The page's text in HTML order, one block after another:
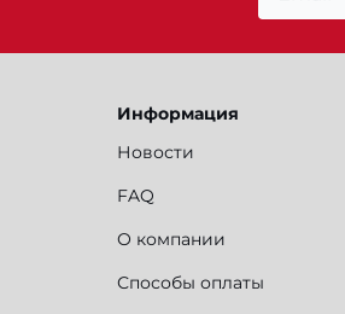
Информация
Новости
FAQ
О компании
Способы оплаты